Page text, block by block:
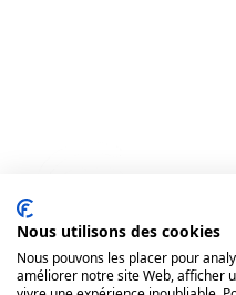
Nous utilisons des cookies
Nous pouvons les placer pour
améliorer notre site Web, afficher